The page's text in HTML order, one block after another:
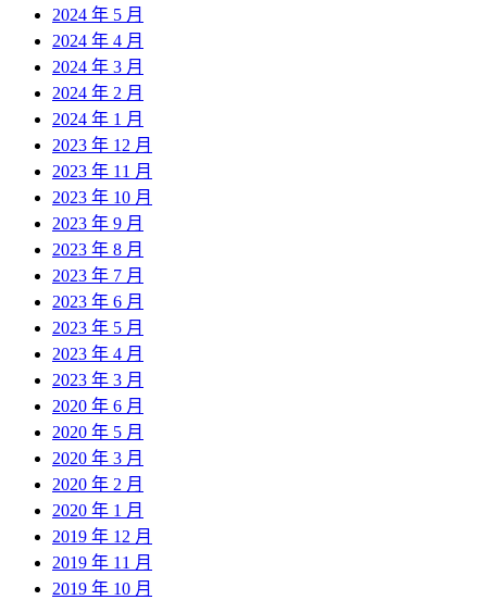
2024 年 5 月
2024 年 4 月
2024 年 3 月
2024 年 2 月
2024 年 1 月
2023 年 12 月
2023 年 11 月
2023 年 10 月
2023 年 9 月
2023 年 8 月
2023 年 7 月
2023 年 6 月
2023 年 5 月
2023 年 4 月
2023 年 3 月
2020 年 6 月
2020 年 5 月
2020 年 3 月
2020 年 2 月
2020 年 1 月
2019 年 12 月
2019 年 11 月
2019 年 10 月